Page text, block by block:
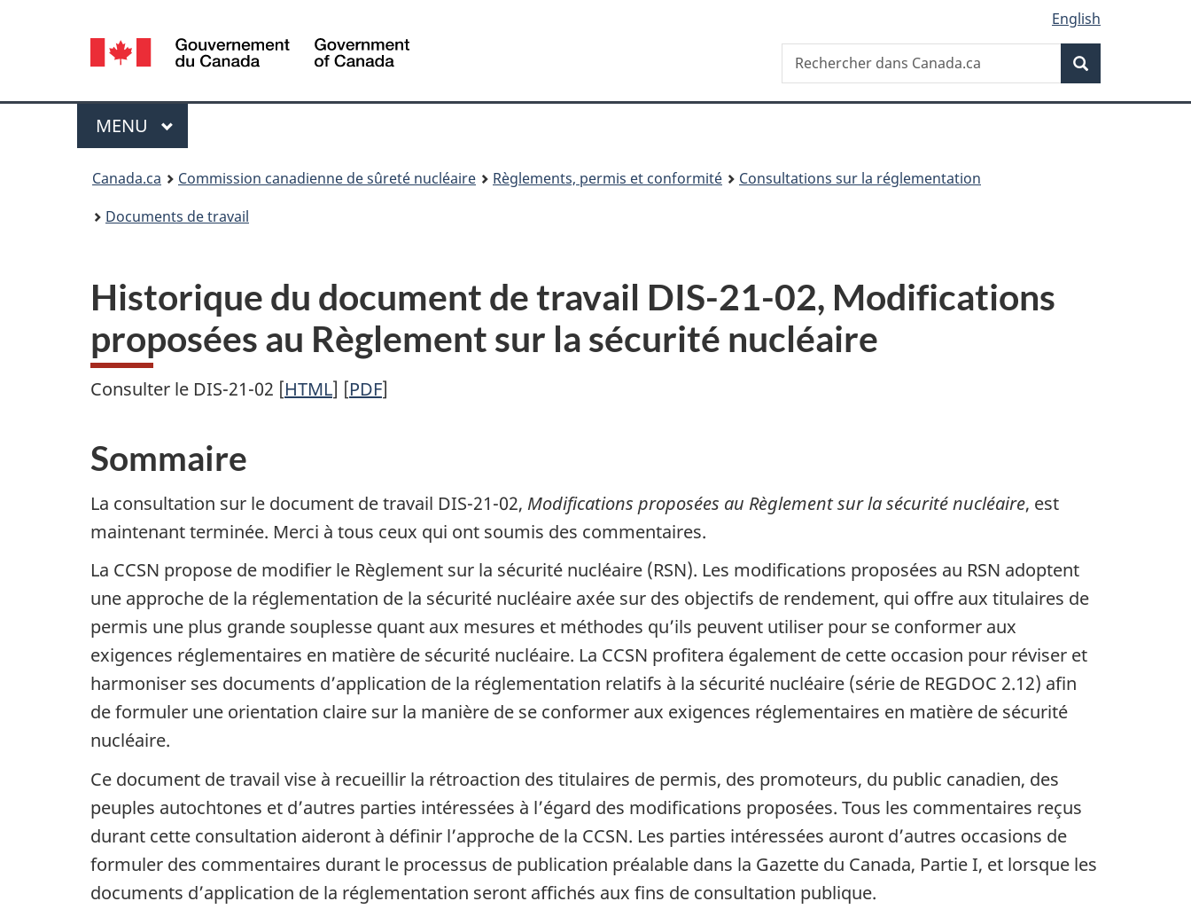
de
Sélection
de
la
langue
English
Canada
Recherche
Rechercher
dans
Menu
MENU PRINCIPAL
Canada.ca Commission canadienne de sûreté nucléaire Règlements, permis et conformité
Consultations sur la réglementation
Documents de travail
Historique du document de travail DIS-21-02, Modifications
proposées au Règlement sur la sécurité nucléaire
Consulter le DIS-21-02 [HTML] [PDF]
Sommaire
La consultation sur le document de travail DIS-21-02, Modifications proposées au Règlement sur la sécurité nucléaire, est
maintenant terminée. Merci à tous ceux qui ont soumis des commentaires.
La CCSN propose de modifier le Règlement sur la sécurité nucléaire (RSN). Les modifications proposées au RSN adoptent
une approche de la réglementation de la sécurité nucléaire axée sur des objectifs de rendement, qui offre aux titulaires de
permis une plus grande souplesse quant aux mesures et méthodes qu’ils peuvent utiliser pour se conformer aux
exigences réglementaires en matière de sécurité nucléaire. La CCSN profitera également de cette occasion pour réviser et
harmoniser ses documents d’application de la réglementation relatifs à la sécurité nucléaire (série de REGDOC 2.12) afin
de formuler une orientation claire sur la manière de se conformer aux exigences réglementaires en matière de sécurité
nucléaire.
Ce document de travail vise à recueillir la rétroaction des titulaires de permis, des promoteurs, du public canadien, des
peuples autochtones et d’autres parties intéressées à l’égard des modifications proposées. Tous les commentaires reçus
durant cette consultation aideront à définir l’approche de la CCSN. Les parties intéressées auront d’autres occasions de
formuler des commentaires durant le processus de publication préalable dans la Gazette du Canada, Partie I, et lorsque les
documents d’application de la réglementation seront affichés aux fins de consultation publique.